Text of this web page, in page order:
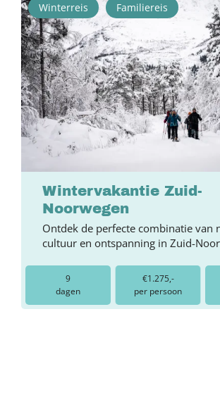
Winterreis Familiereis
Wintervakantie Zuid-
Noorwegen
Ontdek de perfecte combinatie van
cultuur en ontspanning in Zuid-
9
dagen
€1.275,-
per persoon